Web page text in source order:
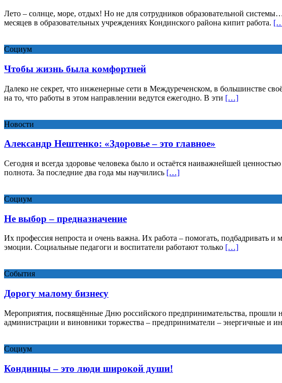
Лето – солнце, море, отдых! Но не для сотрудников образовательной
месяцев в образовательных учреждениях Кондинского района кипит работа.
Социум
Чтобы жизнь была комфортней
Далеко не секрет, что инженерные сети в Междуреченском, в большинстве
на то, что работы в этом направлении ведутся ежегодно. В эти […]
Новости
Александр Нештенко: «Здоровье – это главное»
Сегодня и всегда здоровье человека было и остаётся наиважнейшей
полнота. За последние два года мы научились […]
Социум
Не выбор – предназначение
Их профессия непроста и очень важна. Их работа – помогать, подбадривать
эмоции. Социальные педагоги и воспитатели работают только […]
События
Дорогу малому бизнесу
Мероприятия, посвящённые Дню российского предпринимательства, прошли
администрации и виновники торжества – предприниматели – энергичные и
Социум
Кондинцы – это люди широкой души!